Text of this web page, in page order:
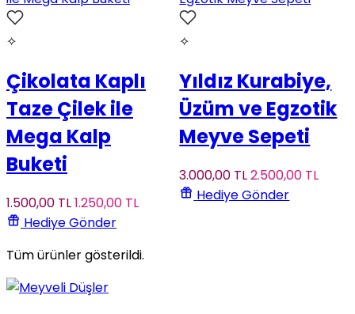
✧
Çikolata Kaplı
Taze Çilek ile
Mega Kalp
Buketi
1.500,00 TL1.250,00 TL
Hediye Gönder
✧
Yıldız Kurabiye,
Üzüm ve Egzotik
Meyve Sepeti
3.000,00 TL2.500,00 TL
Hediye Gönder
Tüm ürünler gösterildi.